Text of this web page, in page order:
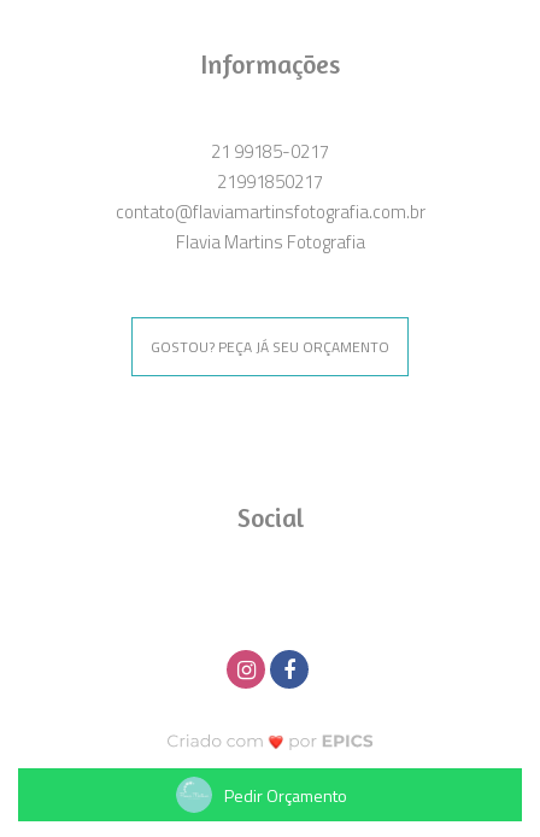
Informações
21 99185-0217
21991850217
contato@flaviamartinsfotografia.com.br
Flavia Martins Fotografia
GOSTOU? PEÇA JÁ SEU ORÇAMENTO
Social
Pedir Orçamento